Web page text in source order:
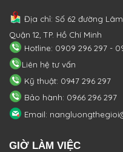
Địa chỉ: Số 62 đường
Quận 12, TP. Hồ Chí Minh
Hotline: 0909 296 297 -
Liên hệ tư vấn
Kỹ thuật: 0947 296 297
Bảo hành: 0966 296 297
Email:
GIỜ LÀM VIỆC